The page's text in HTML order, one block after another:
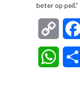
beter op peil.”
Copy
Link